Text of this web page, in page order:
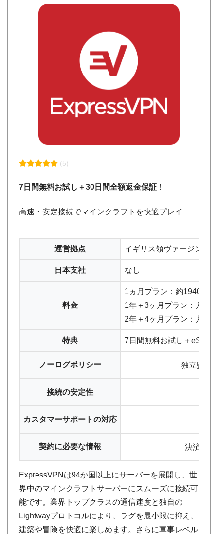
(5)
7日間無料お試し＋30日間全額返金保証 ！
高速・安定接続でマインクラフトを快適プレイ
運営拠点 イギリス領ヴァージン諸島
日本支社 なし
料金
1ヵ月プラン：約1940円(
1年＋3ヶ月プラン：月換
2年＋4ヶ月プラン：月換
特典 7日間無料お試し＋eSIM
ノーログポリシー 独立監査
接続の安定性
カスタマーサポートの対応
契約に必要な情報 決済情報
ExpressVPNは94か国以上にサーバーを展開し、世
界中のマインクラフトサーバーにスムーズに接続可
能です。業界トップクラスの通信速度と独自の
Lightwayプロトコルにより、ラグを最小限に抑え、
建築や冒険を快適に楽しめます。さらに軍事レベル